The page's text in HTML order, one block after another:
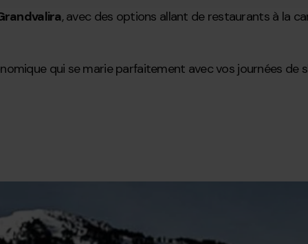
, avec des options allant de restaurants à la
qui se marie parfaitement avec vos journées de